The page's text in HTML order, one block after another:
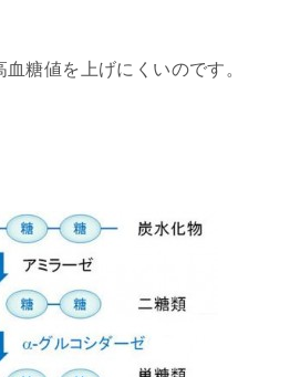
糖値を上げにくいのです。